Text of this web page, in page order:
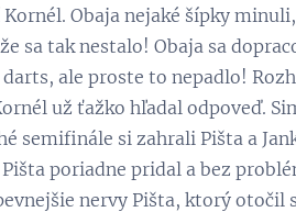
Obaja nejaké šípky
sa tak nestalo! Obaja sa
ale proste to nepadlo!
už ťažko hľadal odpoveď.
semifinále si zahrali Pišta a
poriadne pridal a bez
nervy Pišta, ktorý otočil